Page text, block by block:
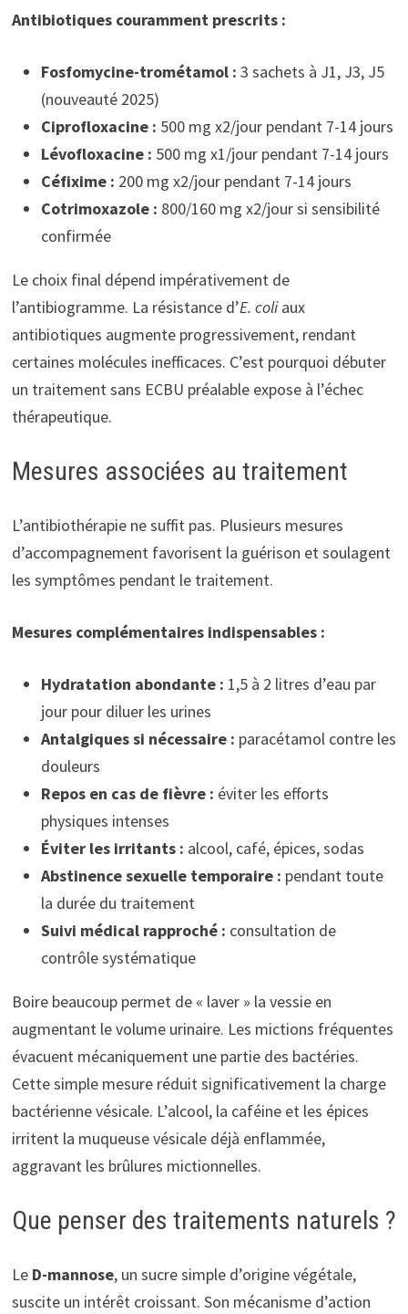
Antibiotiques couramment prescrits :
Fosfomycine-trométamol : 3 sachets à J1, J3, J5
(nouveauté 2025)
Ciprofloxacine : 500 mg x2/jour pendant 7-14 jours
Lévofloxacine : 500 mg x1/jour pendant 7-14 jours
Céfixime : 200 mg x2/jour pendant 7-14 jours
Cotrimoxazole : 800/160 mg x2/jour si sensibilité
confirmée
Le choix final dépend impérativement de
l’antibiogramme. La résistance d’E. coliaux
antibiotiques augmente progressivement, rendant
certaines molécules inefficaces. C’est pourquoi débuter
un traitement sans ECBU préalable expose à l’échec
thérapeutique.
Mesures associées au traitement
L’antibiothérapie ne suffit pas. Plusieurs mesures
d’accompagnement favorisent la guérison et soulagent
les symptômes pendant le traitement.
Mesures complémentaires indispensables :
Hydratation abondante : 1,5 à 2 litres d’eau par
jour pour diluer les urines
Antalgiques si nécessaire : paracétamol contre les
douleurs
Repos en cas de fièvre : éviter les efforts
physiques intenses
Éviter les irritants : alcool, café, épices, sodas
Abstinence sexuelle temporaire : pendant toute
la durée du traitement
Suivi médical rapproché : consultation de
contrôle systématique
Boire beaucoup permet de « laver » la vessie en
augmentant le volume urinaire. Les mictions fréquentes
évacuent mécaniquement une partie des bactéries.
Cette simple mesure réduit significativement la charge
bactérienne vésicale. L’alcool, la caféine et les épices
irritent la muqueuse vésicale déjà enflammée,
aggravant les brûlures mictionnelles.
Que penser des traitements naturels ?
Le D-mannose, un sucre simple d’origine végétale,
suscite un intérêt croissant. Son mécanisme d’action